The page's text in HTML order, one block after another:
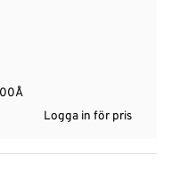
Logga in för pris